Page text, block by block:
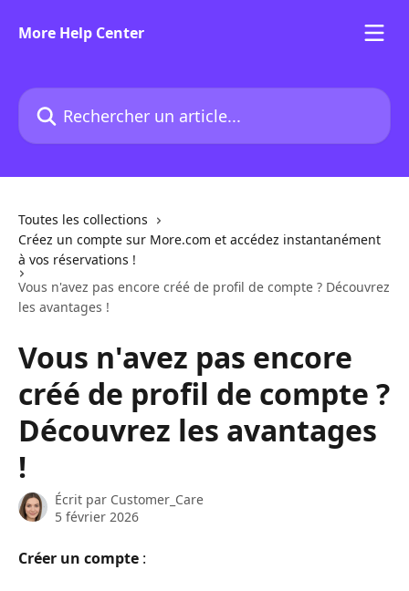
More Help Center
Rechercher un article...
Toutes les collections
Créez un compte sur More.com et accédez instantanément
à vos réservations !
Vous n'avez pas encore créé de profil de compte ? Découvrez
les avantages !
Vous n'avez pas encore
créé de profil de compte ?
Découvrez les avantages
!
Écrit par Customer_Care
5 février 2026
Créer un compte :